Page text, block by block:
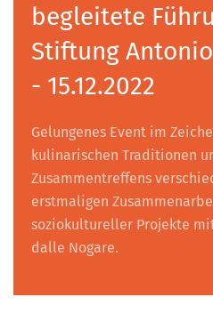
begleitete
Stiftung
- 15.12.2022
Gelungenes Event im
kulinarischen Traditionen
Zusammentreffens
erstmaligen
soziokultureller Projekte
dalle Nogare.